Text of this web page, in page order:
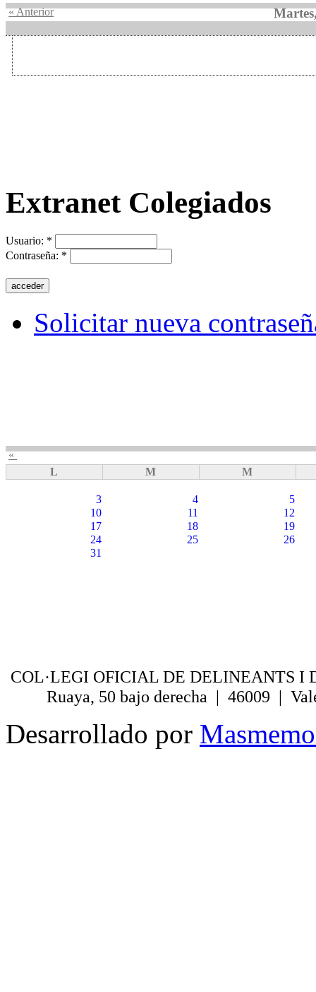
« Anterior
Extranet Colegiados
Usuario: *
Contraseña: *
Solicitar nueva
«
L
M M
3 4
5
10
11
12
17
18
19
24
25
26
31
COL·LEGI OFICIAL DE DELINEANTS I
Ruaya, 50 bajo derecha | 46009 |
Desarrollado por